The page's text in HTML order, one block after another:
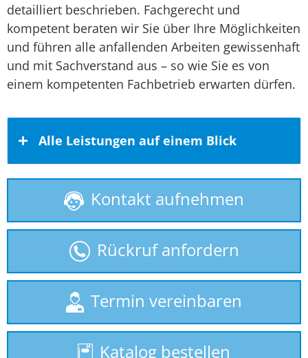
detailliert beschrieben. Fachgerecht und
kompetent beraten wir Sie über Ihre Möglichkeiten
und führen alle anfallenden Arbeiten gewissenhaft
und mit Sachverstand aus – so wie Sie es von
einem kompetenten Fachbetrieb erwarten dürfen.
Alle Leistungen auf einem Blick
Behindertenlift
gebrauchte Treppenlifte
Homelift
Plattformlift
Kontakt aufnehmen
Rückruf anfordern
Termin vereinbaren
Katalog bestellen